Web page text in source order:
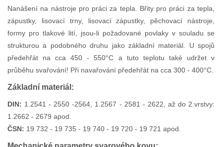
Nanášení na nástroje pro práci za tepla. Břity pro práci za tepla,
zápustky, lisovací trny, lisovací zápustky, pěchovací nástroje,
formy pro tlakové lití, jsou-li požadované povlaky v souladu se
strukturou a podobného druhu jako základní materiál. U spojů
předehřát na cca 450 - 550°C a tuto teplotu také udržet v
průběhu svařování! Při navařování předehřát na cca 300 - 400°C.
Základní materiál:
DIN: 1.2541 - 2550 -2564, 1.2567 - 2581 - 2622, až do 2.vrstvy:
1.2662 - 2679 apod.
ČSN: 19 732 - 19 735 - 19 740 - 19 720 - 19 721 apod.